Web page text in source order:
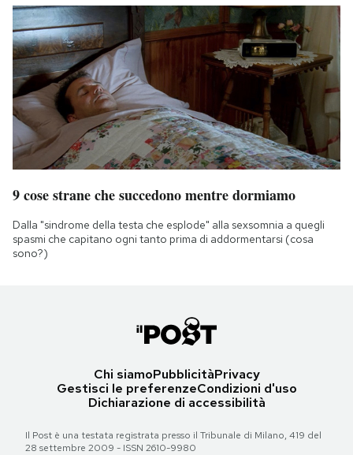
9 cose strane che succedono mentre dormiamo
Dalla "sindrome della testa che esplode" alla sexsomnia a quegli
spasmi che capitano ogni tanto prima di addormentarsi (cosa
sono?)
Chi siamoPubblicitàPrivacy
Gestisci le preferenzeCondizioni d'uso
Dichiarazione di accessibilità
Il Post è una testata registrata presso il Tribunale di Milano, 419 del
28 settembre 2009 - ISSN 2610-9980